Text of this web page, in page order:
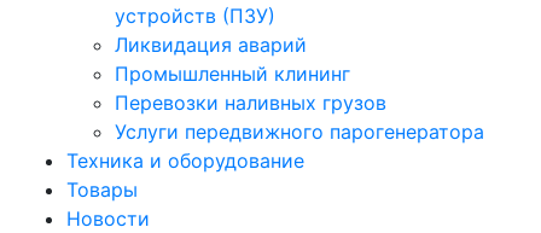
устройств (ПЗУ)
Ликвидация аварий
Промышленный клининг
Перевозки наливных грузов
Услуги передвижного парогенератора
Техника и оборудование
Товары
Новости